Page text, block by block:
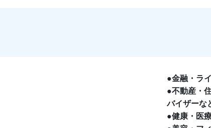
●金融・ラ
●不動産・
バイザーな
●健康・医